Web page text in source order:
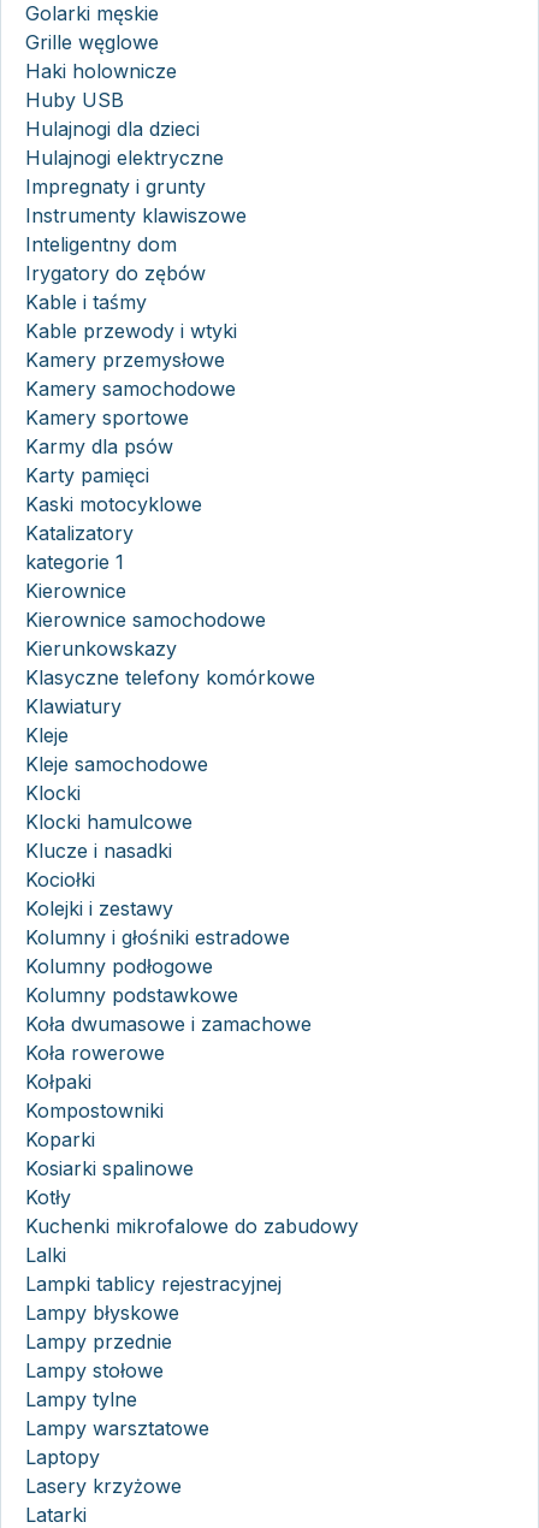
Golarki męskie
Grille węglowe
Haki holownicze
Huby USB
Hulajnogi dla dzieci
Hulajnogi elektryczne
Impregnaty i grunty
Instrumenty klawiszowe
Inteligentny dom
Irygatory do zębów
Kable i taśmy
Kable przewody i wtyki
Kamery przemysłowe
Kamery samochodowe
Kamery sportowe
Karmy dla psów
Karty pamięci
Kaski motocyklowe
Katalizatory
kategorie 1
Kierownice
Kierownice samochodowe
Kierunkowskazy
Klasyczne telefony komórkowe
Klawiatury
Kleje
Kleje samochodowe
Klocki
Klocki hamulcowe
Klucze i nasadki
Kociołki
Kolejki i zestawy
Kolumny i głośniki estradowe
Kolumny podłogowe
Kolumny podstawkowe
Koła dwumasowe i zamachowe
Koła rowerowe
Kołpaki
Kompostowniki
Koparki
Kosiarki spalinowe
Kotły
Kuchenki mikrofalowe do zabudowy
Lalki
Lampki tablicy rejestracyjnej
Lampy błyskowe
Lampy przednie
Lampy stołowe
Lampy tylne
Lampy warsztatowe
Laptopy
Lasery krzyżowe
Latarki